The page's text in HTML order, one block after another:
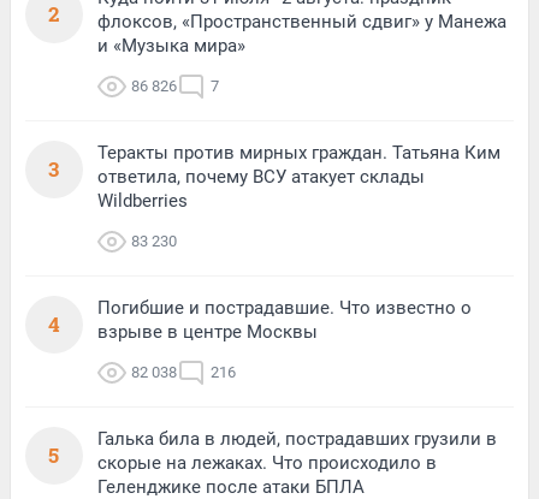
2
флоксов, «Пространственный сдвиг» у Манежа
и «Музыка мира»
86 826 7
3
Теракты против мирных граждан. Татьяна Ким
ответила, почему ВСУ атакует склады
Wildberries
83 230
4
Погибшие и пострадавшие. Что известно о
взрыве в центре Москвы
82 038 216
5
Галька била в людей, пострадавших грузили в
скорые на лежаках. Что происходило в
Геленджике после атаки БПЛА